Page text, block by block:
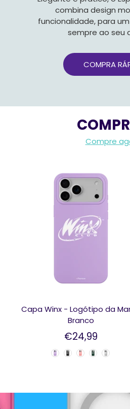
combina design
funcionalidade, para
sempre ao seu
COMPRA
Compre
Capa Winx - Logótipo da
Branco
€24,99
Color Case